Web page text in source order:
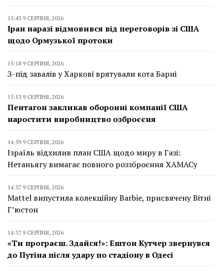
15:43 9 СЕРПНЯ, 2026
Іран наразі відмовився від переговорів зі США
щодо Ормузької протоки
15:18 9 СЕРПНЯ, 2026
З-під завалів у Харкові врятували кота Барні
15:13 9 СЕРПНЯ, 2026
Пентагон закликав оборонні компанії США
наростити виробництво озброєєня
14:59 9 СЕРПНЯ, 2026
Ізраїль відхилив план США щодо миру в Газі:
Нетаньягу вимагає повного роззброєння ХАМАСу
14:57 9 СЕРПНЯ, 2026
Mattel випустила колекційну Barbie, присвячену Вітні
Г’юстон
14:37 9 СЕРПНЯ, 2026
«Ти програєш. Здайся!»: Ештон Кутчер звернувся
до Путіна після удару по стадіону в Одесі